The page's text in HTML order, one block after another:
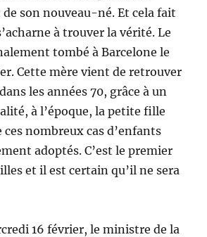
son nouveau-né. Et cela fait
à trouver la vérité. Le
tombé à Barcelone le
Cette mère vient de retrouver
les années 70, grâce à un
à l’époque, la pe­tite fille
nombreux cas d’enfants
adoptés. C’est le premier
et il est certain qu’il ne sera
16 février, le ministre de la